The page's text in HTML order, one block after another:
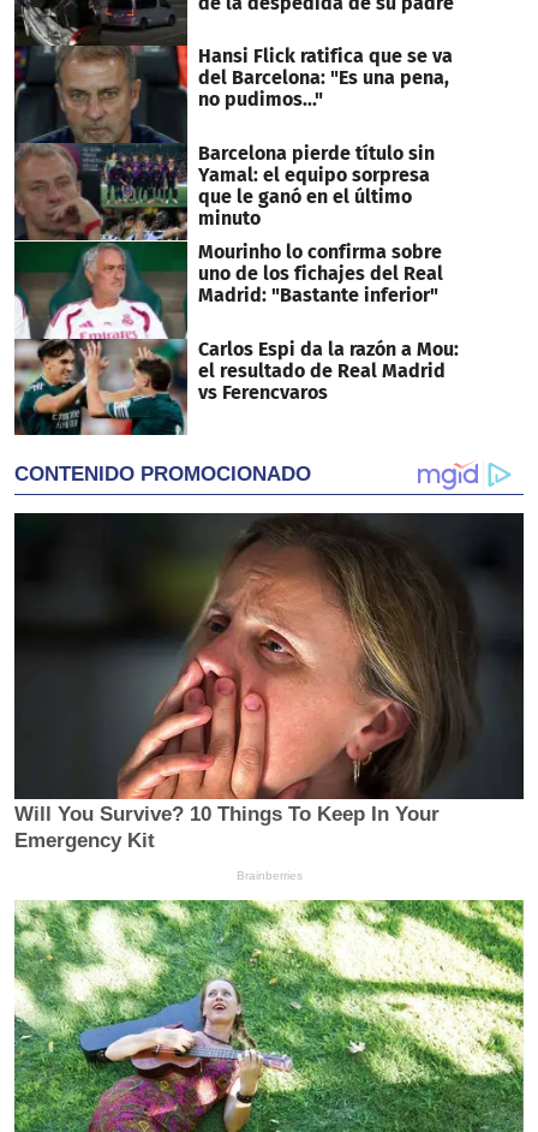
Hansi Flick ratifica que se va
del Barcelona: "Es una pena,
no pudimos..."
Barcelona pierde título sin
Yamal: el equipo sorpresa
que le ganó en el último
minuto
Mourinho lo confirma sobre
uno de los fichajes del Real
Madrid: "Bastante inferior"
Carlos Espi da la razón a Mou:
el resultado de Real Madrid
vs Ferencvaros